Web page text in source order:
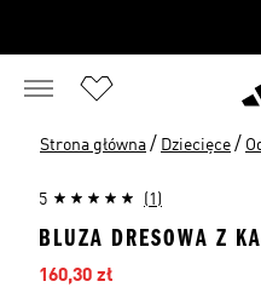
Strona główna / Dziecięce /
5 (1)
BLUZA DRESOWA Z
Ceny na wyprzedaży
160,30 zł